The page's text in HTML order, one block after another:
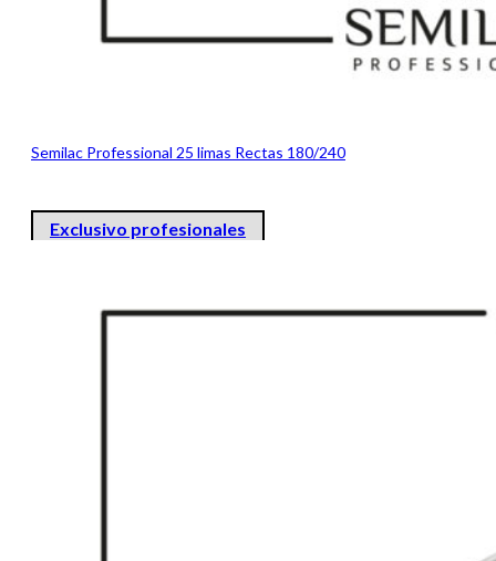
Semilac Professional 25 limas Rectas 180/240
Exclusivo profesionales